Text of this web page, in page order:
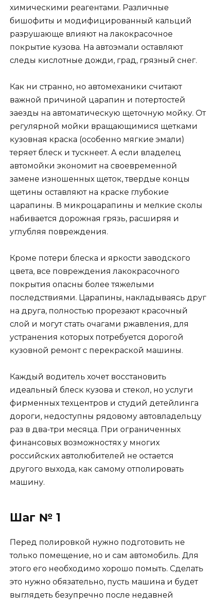
химическими реагентами. Различные
бишофиты и модифицированный кальций
разрушающе влияют на лакокрасочное
покрытие кузова. На автоэмали оставляют
следы кислотные дожди, град, грязный снег.
Как ни странно, но автомеханики считают
важной причиной царапин и потертостей
заезды на автоматическую щеточную мойку. От
регулярной мойки вращающимися щетками
кузовная краска (особенно мягкие эмали)
теряет блеск и тускнеет. А если владелец
автомойки экономит на своевременной
замене изношенных щеток, твердые концы
щетины оставляют на краске глубокие
царапины. В микроцарапины и мелкие сколы
набивается дорожная грязь, расширяя и
углубляя повреждения.
Кроме потери блеска и яркости заводского
цвета, все повреждения лакокрасочного
покрытия опасны более тяжелыми
последствиями. Царапины, накладываясь друг
на друга, полностью прорезают красочный
слой и могут стать очагами ржавления, для
устранения которых потребуется дорогой
кузовной ремонт с перекраской машины.
Каждый водитель хочет восстановить
идеальный блеск кузова и стекол, но услуги
фирменных техцентров и студий детейлинга
дороги, недоступны рядовому автовладельцу
раз в два-три месяца. При ограниченных
финансовых возможностях у многих
российских автолюбителей не остается
другого выхода, как самому отполировать
машину.
Шаг № 1
Перед полировкой нужно подготовить не
только помещение, но и сам автомобиль. Для
этого его необходимо хорошо помыть. Сделать
это нужно обязательно, пусть машина и будет
выглядеть безупречно после недавней